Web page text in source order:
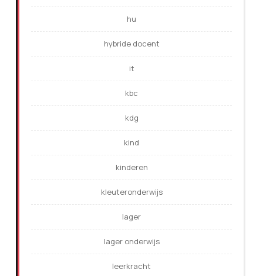
hu
hybride docent
it
kbc
kdg
kind
kinderen
kleuteronderwijs
lager
lager onderwijs
leerkracht